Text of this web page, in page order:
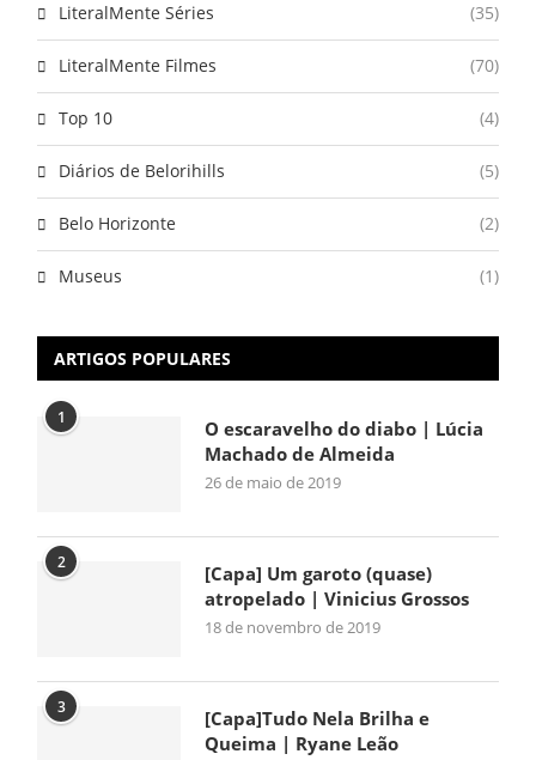
LiteralMente Séries (35)
LiteralMente Filmes (70)
Top 10 (4)
Diários de Belorihills (5)
Belo Horizonte (2)
Museus (1)
ARTIGOS POPULARES
1
O escaravelho do diabo | Lúcia
Machado de Almeida
26 de maio de 2019
2
[Capa] Um garoto (quase)
atropelado | Vinicius Grossos
18 de novembro de 2019
3
[Capa]Tudo Nela Brilha e
Queima | Ryane Leão